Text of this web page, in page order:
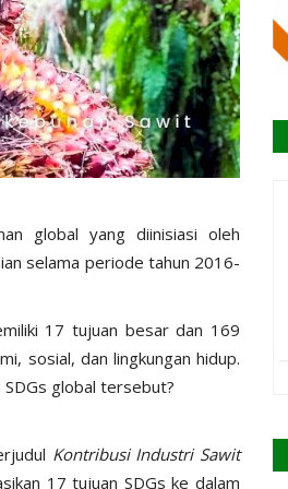
global yang diinisiasi oleh
selama periode tahun 2016-
17 tujuan besar dan 169
sosial, dan lingkungan hidup.
global tersebut?
Kontribusi Industri Sawit
17 tujuan SDGs ke dalam